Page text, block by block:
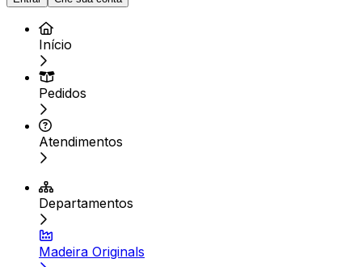
Início
Pedidos
Atendimentos
Departamentos
Madeira Originals